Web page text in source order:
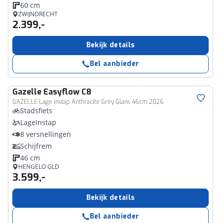
60 cm
ZWIJNDRECHT
2.399,-
Bekijk details
Bel aanbieder
Gazelle Easyflow C8
GAZELLE Lage instap Anthracite Grey Glans 46cm 2026
Stadsfiets
LageInstap
8 versnellingen
Schijfrem
46 cm
HENGELO GLD
3.599,-
Bekijk details
Bel aanbieder